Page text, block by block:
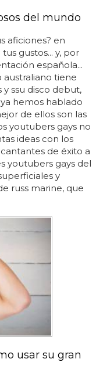
del mundo
aficiones? en
gustos... y, por
española...
australiano tiene
y ssu disco debut,
hemos hablado
de ellos son las
youtubers gays no
ideas con los
de éxito a
youtubers gays del
y
russ marine, que
usar su gran